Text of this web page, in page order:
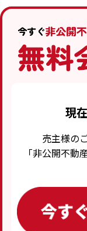
現在
売主様の
「非公開不動